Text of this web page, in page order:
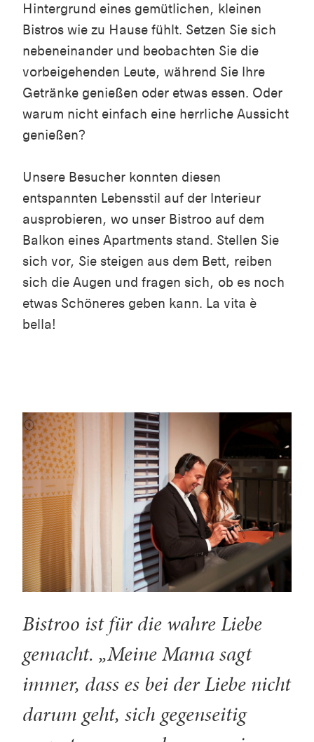
Hintergrund eines gemütlichen, kleinen
Bistros wie zu Hause fühlt. Setzen Sie sich
nebeneinander und beobachten Sie die
vorbeigehenden Leute, während Sie Ihre
Getränke genießen oder etwas essen. Oder
warum nicht einfach eine herrliche Aussicht
genießen?
Unsere Besucher konnten diesen
entspannten Lebensstil auf der Interieur
ausprobieren, wo unser Bistroo auf dem
Balkon eines Apartments stand. Stellen Sie
sich vor, Sie steigen aus dem Bett, reiben
sich die Augen und fragen sich, ob es noch
etwas Schöneres geben kann. La vita è
bella!
Bistroo ist für die wahre Liebe
gemacht. „Meine Mama sagt
immer, dass es bei der Liebe nicht
darum geht, sich gegenseitig